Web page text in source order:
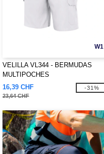
W1
VELILLA VL344 - BERMUDAS
MULTIPOCHES
16,39 CHF
23,64 CHF
-31%